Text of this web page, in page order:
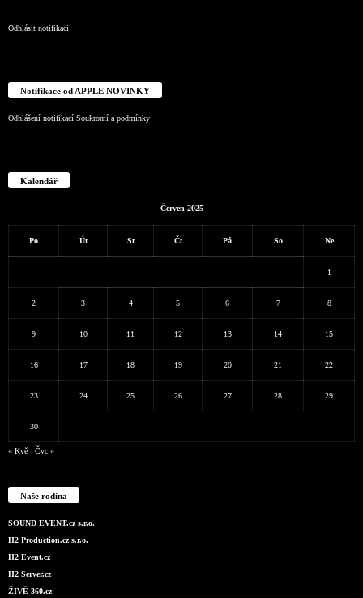
Odhlásit notifikaci
Notifikace od APPLE NOVINKY
Odhlášení notifikací Soukromí a podmínky
Kalendář
Červen 2025
Po Út St Čt Pá So Ne
1
2 3 4 5 6 7 8
9 10 11 12 13 14 15
16 17 18 19 20 21 22
23 24 25 26 27 28 29
30
« Kvě Čvc »
Naše rodina
SOUND EVENT.cz s.r.o.
H2 Production.cz s.r.o.
H2 Event.cz
H2 Server.cz
ŽIVĚ 360.cz